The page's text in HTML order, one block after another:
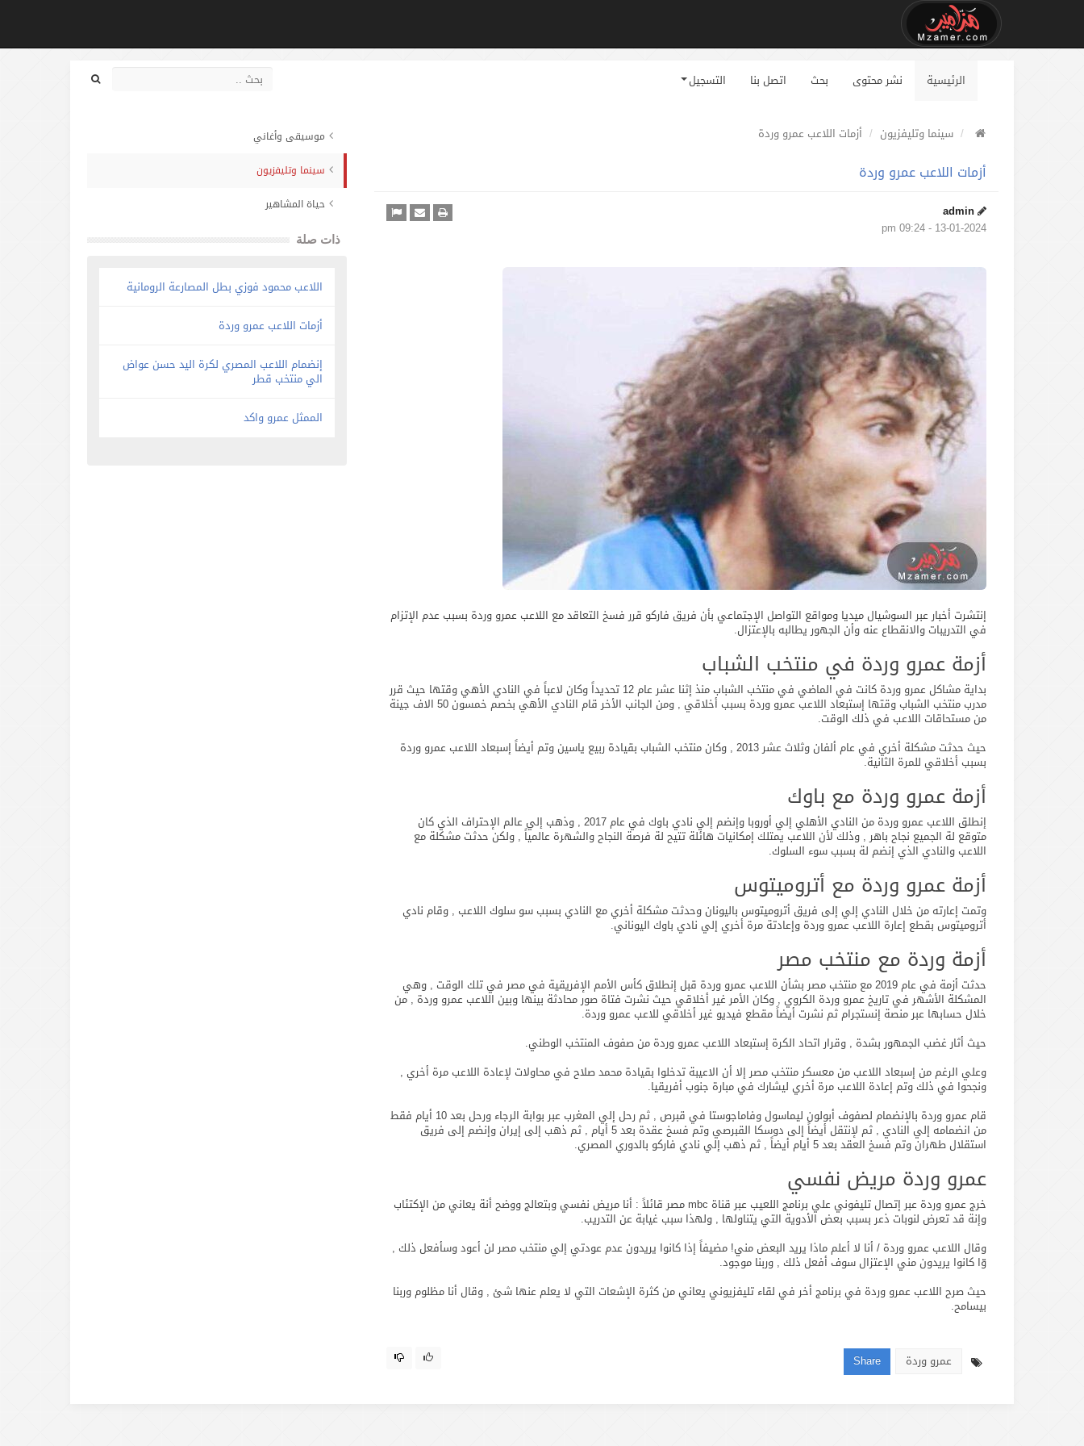
الرئيسية نشر محتوى بحث اتصل بنا التسجيل
سينما وتليفزيون أزمات اللاعب عمرو وردة
أزمات اللاعب عمرو وردة
admin
13-01-2024 - 09:24 pm
إنتشرت أخبار عبر السوشيال ميديا ومواقع التواصل الإجتماعي بأن فريق فاركو قرر فسخ التعاقد مع اللاعب عمرو وردة بسبب عدم الإتزام
في التدريبات والانقطاع عنه وأن الجهور يطالبه بالإعتزال.
أزمة عمرو وردة في منتخب الشباب
بداية مشاكل عمرو وردة كانت في الماضي في منتخب الشباب منذ إثنا عشر عام 12 تحديداً وكان لاعباً في النادي الأهي وقتها حيث قرر
مدرب منتخب الشباب وقتها إستبعاد اللاعب عمرو وردة بسبب أخلاقي , ومن الجانب الأخر قام النادي الأهي بخصم خمسون 50 الاف جينة
من مستحاقات اللاعب في ذلك الوقت.
حيث حدثت مشكلة أخري في عام ألفان وثلاث عشر 2013 , وكان منتخب الشباب بقيادة ربيع ياسين وتم أيضاً إسبعاد اللاعب عمرو وردة
بسبب أخلاقي للمرة الثانية.
أزمة عمرو وردة مع باوك
إنطلق اللاعب عمرو وردة من النادي الأهلي إلي أوروبا وإنضم إلي نادي باوك في عام 2017 , وذهب إلي عالم الإحتراف الذي كان
متوقع لة الجميع نجاح باهر , وذلك لأن اللاعب يمتلك إمكانيات هائلة تتيح لة فرصة النجاح والشهرة عالمياً , ولكن حدثت مشكلة مع
اللاعب والنادي الذي إنضم لة بسبب سوء السلوك.
أزمة عمرو وردة مع أتروميتوس
وتمت إعارته من خلال النادي إلي إلى فريق أتروميتوس باليونان وحدثت مشكلة أخري مع النادي بسبب سو سلوك اللاعب , وقام نادي
أتروميتوس بقطع إعارة اللاعب عمرو وردة وإعادتة مرة أخري إلي نادي باوك اليوناني.
أزمة وردة مع منتخب مصر
حدثت أزمة في عام 2019 مع منتخب مصر بشأن اللاعب عمرو وردة قبل إنطلاق كأس الأمم الإفريقية في مصر في تلك الوقت , وهي
المشكلة الأشهر في تاريخ عمرو وردة الكروي , وكان الأمر غير أخلاقي حيث نشرت فتاة صور محادثة بينها وبين اللاعب عمرو وردة , من
خلال حسابها عبر منصة إنستجرام ثم نشرت أيضاً مقطع فيديو غير أخلاقي للاعب عمرو وردة.
حيث أثار غضب الجمهور بشدة , وقرار اتحاد الكرة إستبعاد اللاعب عمرو وردة من صفوف المنتخب الوطني.
وعلي الرغم من إسبعاد اللاعب من معسكر منتخب مصر إلا أن الاعيبة تدخلوا بقيادة محمد صلاح في محاولات لإعادة اللاعب مرة أخري ,
ونجحوا في ذلك وتم إعادة اللاعب مرة أخري ليشارك في مبارة جنوب أفريقيا.
قام عمرو وردة بالإنضمام لصفوف أبولون ليماسول وفاماجوستا في قبرص , ثم رحل إلي المغرب عبر بوابة الرجاء ورحل بعد 10 أيام فقط
من انضمامه إلي النادي , ثم لإنتقل أيضاً إلى دوسكا القبرصي وتم فسخ عقدة بعد 5 أيام , ثم ذهب إلى إيران وإنضم إلى فريق
استقلال طهران وتم فسخ العقد بعد 5 أيام أيضاً , ثم ذهب إلي نادي فاركو بالدوري المصري.
عمرو وردة مريض نفسي
خرج عمرو وردة عبر إتصال تليفوني علي برنامج اللعيب عبر قناة mbc مصر قائلاً : أنا مريض نفسي وبتعالج ووضح أنة يعاني من الإكتئاب
وإنة قد تعرض لنوبات ذعر بسبب بعض الأدوية التي يتناولها , ولهذا سبب غيابة عن التدريب.
وقال اللاعب عمرو وردة / أنا لا أعلم ماذا يريد البعض مني! مضيفاً إذا كانوا يريدون عدم عودتي إلي منتخب مصر لن أعود وسأفعل ذلك ,
وّا كانوا يريدون مني الإعتزال سوف أفعل ذلك , وربنا موجود.
حيث صرح اللاعب عمرو وردة في برنامج أخر في لقاء تليفزيوني يعاني من كثرة الإشعات التي لا يعلم عنها شئ , وقال أنا مظلوم وربنا
بيسامح.
عمرو وردة Share
موسيقى وأغاني
سينما وتليفزيون
حياة المشاهير
ذات صلة
اللاعب محمود فوزي بطل المصارعة الرومانية
أزمات اللاعب عمرو وردة
إنضمام اللاعب المصري لكرة اليد حسن عواض
الي منتخب قطر
الممثل عمرو واكد